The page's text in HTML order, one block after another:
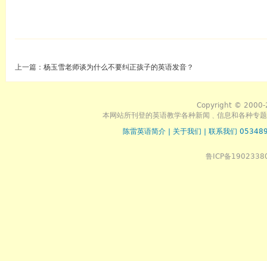
上一篇： 杨玉雪老师谈为什么不要纠正孩子的英语发音？
Copyright © 2000-
本网站所刊登的英语教学各种新闻﹑信息和各种专
陈雷英语简介
关于我们 联系我们
鲁ICP备